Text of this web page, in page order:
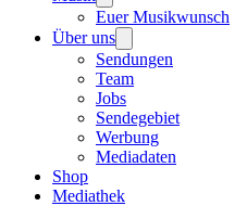
Euer Musikwunsch
Über uns
Sendungen
Team
Jobs
Sendegebiet
Werbung
Mediadaten
Shop
Mediathek